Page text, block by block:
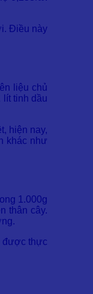
Điều này
liệu chủ
tinh dầu
hiện nay,
khác như
1.000g
thân cây.
được thực